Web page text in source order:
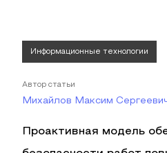
Информационные технологии
Автор статьи
Михайлов Максим
Проактивная модель